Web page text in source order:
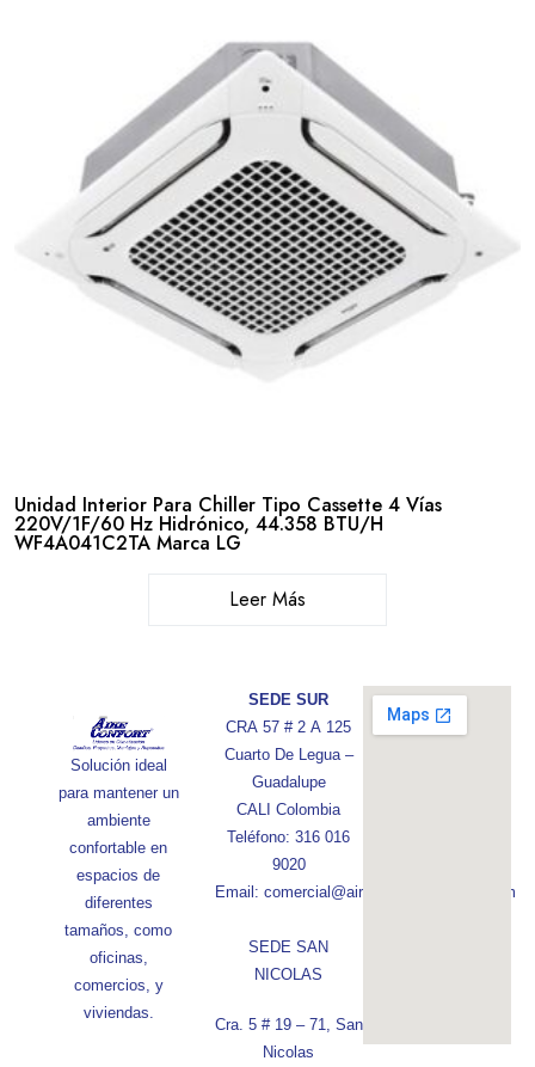
Unidad Interior Para Chiller Tipo Cassette 4 Vías
220V/1F/60 Hz Hidrónico, 44.358 BTU/H
WF4A041C2TA Marca LG
Leer Más
Solución ideal
para mantener un
ambiente
confortable en
espacios de
diferentes
tamaños, como
oficinas,
comercios, y
viviendas.
SEDE SUR
CRA 57 # 2 A 125
Cuarto De Legua –
Guadalupe
CALI Colombia
Teléfono: 316 016
9020
Email: comercial@aireconfortcolombia.com
SEDE SAN
NICOLAS
Cra. 5 # 19 – 71, San
Nicolas